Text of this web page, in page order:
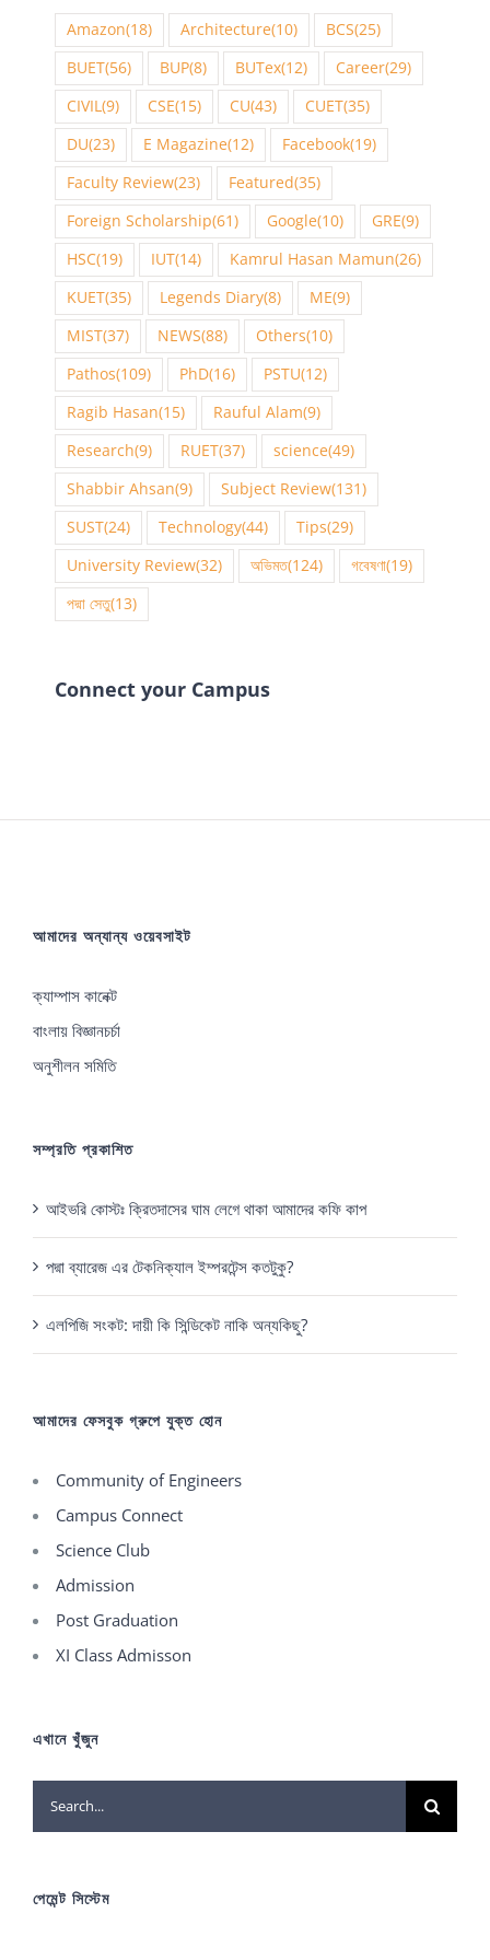
Amazon(18) Architecture(10) BCS(25)
BUET(56) BUP(8) BUTex(12) Career(29)
CIVIL(9) CSE(15) CU(43) CUET(35)
DU(23) E Magazine(12) Facebook(19)
Faculty Review(23) Featured(35)
Foreign Scholarship(61) Google(10) GRE(9)
HSC(19) IUT(14) Kamrul Hasan Mamun(26)
KUET(35) Legends Diary(8) ME(9)
MIST(37) NEWS(88) Others(10)
Pathos(109) PhD(16) PSTU(12)
Ragib Hasan(15) Rauful Alam(9)
Research(9) RUET(37) science(49)
Shabbir Ahsan(9) Subject Review(131)
SUST(24) Technology(44) Tips(29)
University Review(32) অভিমত(124) গবেষণা(19)
পদ্মা সেতু(13)
Connect your Campus
আমাদের অন্যান্য ওয়েবসাইট
ক্যাম্পাস কানেক্ট
বাংলায় বিজ্ঞানচর্চা
অনুশীলন সমিতি
সম্প্রতি প্রকাশিত
আইভরি কোস্টঃ ক্রিতদাসের ঘাম লেগে থাকা আমাদের কফি কাপ
পদ্মা ব্যারেজ এর টেকনিক্যাল ইম্পরটেন্স কতটুকু?
এলপিজি সংকট: দায়ী কি সিন্ডিকেট নাকি অন্যকিছু?
আমাদের ফেসবুক গ্রুপে যুক্ত হোন
Community of Engineers
Campus Connect
Science Club
Admission
Post Graduation
XI Class Admisson
এখানে খুঁজুন
Search
for:
পেমেন্ট সিস্টেম